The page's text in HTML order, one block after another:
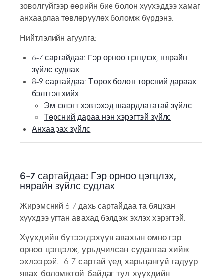
зоволгүйгээр өөрийн бие болон хүүхэддээ хамаг
анхаарлаа төвлөрүүлөх боломж бүрдэнэ.
Нийтлэлийн агуулга:
6-7 сартайдаа: Гэр орноо цэгцлэх, нярайн
зүйлс судлах
8-9 сартайдаа: Төрөх болон төрсний дараах
бэлтгэл хийх
Эмнэлэгт хэвтэхэд шаардлагатай зүйлс
Төрсний дараа нэн хэрэгтэй зүйлс
Анхаарах зүйлс
6-7 сартайдаа: Гэр орноо цэгцлэх,
нярайн зүйлс судлах
Жирэмсний 6-7 дахь сартайдаа та бяцхан
хүүхдээ угтан авахад бэлдэж эхлэх хэрэгтэй.
Хүүхдийн бүтээгдэхүүн авахын өмнө гэр
орноо цэгцэлж, урьдчилсан судалгаа хийж
эхлээрэй. 6-7 сартай үед харьцангуй гадуур
явах боломжтой байдаг тул хүүхдийн